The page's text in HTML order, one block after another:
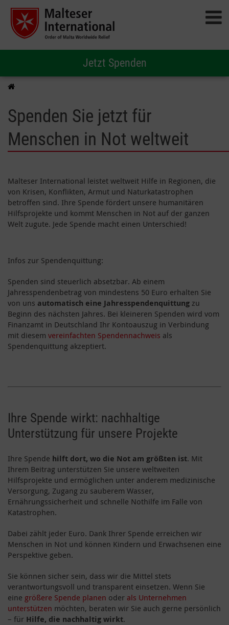
Jetzt Spenden
Spenden Sie jetzt für
Menschen in Not weltweit
Malteser International leistet weltweit Hilfe in Regionen, die
von Krisen, Konflikten, Armut und Naturkatastrophen
betroffen sind. Ihre Spende fördert unsere humanitären
Hilfsprojekte und kommt Menschen in Not auf der ganzen
Welt zugute. Jede Spende macht einen Unterschied!
Infos zur Spendenquittung:
Spenden sind steuerlich absetzbar. Ab einem
Jahresspendenbetrag von mindestens 50 Euro erhalten Sie
von uns automatisch eine Jahresspendenquittung zu
Beginn des nächsten Jahres. Bei kleineren Spenden wird vom
Finanzamt in Deutschland Ihr Kontoauszug in Verbindung
mit diesem vereinfachten Spendennachweis als
Spendenquittung akzeptiert.
Ihre Spende wirkt: nachhaltige
Unterstützung für unsere Projekte
Ihre Spende hilft dort, wo die Not am größten ist. Mit
Ihrem Beitrag unterstützen Sie unsere weltweiten
Hilfsprojekte und ermöglichen unter anderem medizinische
Versorgung, Zugang zu sauberem Wasser,
Ernährungssicherheit und schnelle Nothilfe im Falle von
Katastrophen.
Dabei zählt jeder Euro. Dank Ihrer Spende erreichen wir
Menschen in Not und können Kindern und Erwachsenen eine
Perspektive geben.
Sie können sicher sein, dass wir die Mittel stets
verantwortungsvoll und transparent einsetzen. Wenn Sie
eine größere Spende planen oder als Unternehmen
unterstützen möchten, beraten wir Sie auch gerne persönlich
– für Hilfe, die nachhaltig wirkt.